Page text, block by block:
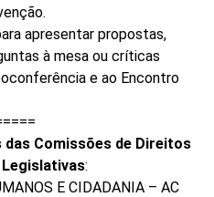
apresentar propostas,
à mesa ou críticas
e ao Encontro
Comissões de Direitos
Legislativas:
E CIDADANIA – AC